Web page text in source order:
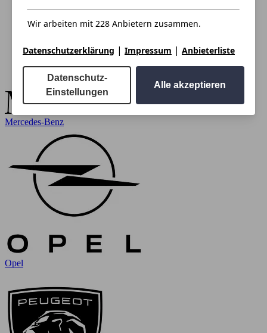
Mercedes-Benz
Opel
Wir arbeiten mit 228 Anbietern zusammen.
Datenschutzerklärung | Impressum | Anbieterliste
Datenschutz-
Einstellungen
Alle akzeptieren